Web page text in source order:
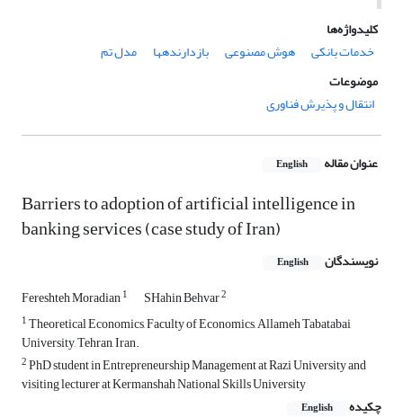
کلیدواژه‌ها
خدمات بانکی
هوش مصنوعی بازدارنده‎ها
مدل تم
موضوعات
انتقال و پذیرش فناوری
عنوان مقاله English
Barriers to adoption of artificial intelligence in
banking services (case study of Iran)
نویسندگان English
Fereshteh Moradian1 SHahin Behvar2
1Theoretical Economics, Faculty of Economics, Allameh Tabatabai
University, Tehran, Iran.
2PhD student in Entrepreneurship Management at Razi University and
visiting lecturer at Kermanshah National Skills University
چکیده
English